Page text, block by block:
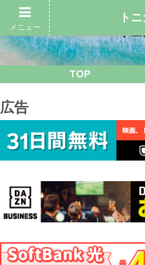
TOP
広告
メニュー
ト